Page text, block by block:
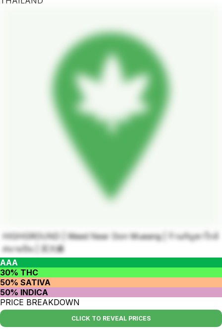
HIGHGROUND | Weed Near Don Mueang | ร้านกัญชาใกล้
สนามบิน | 买大麻
AAA
30% THC
50% SATIVA
50% INDICA
PRICE BREAKDOWN
CLICK TO REVEAL PRICES